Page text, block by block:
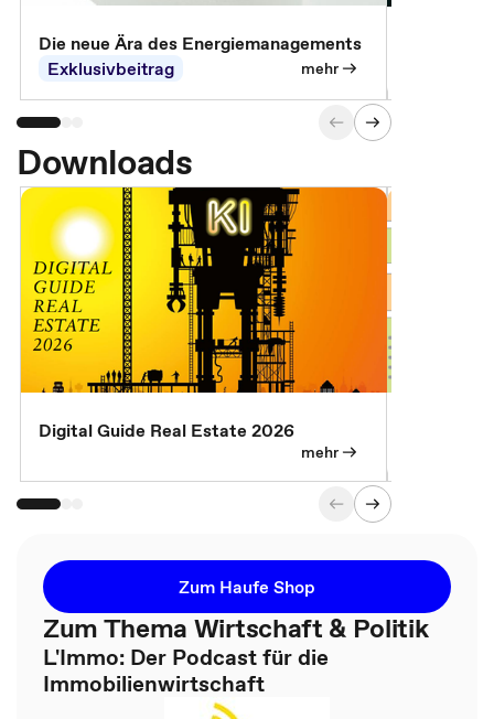
Die neue Ära des Energiemanagements
Exklusivbeitrag
mehr
Downloads
Digital Guide Real Estate 2026
mehr
Zum Haufe Shop
Zum Thema Wirtschaft & Politik
L'Immo: Der Podcast für die
Immobilienwirtschaft